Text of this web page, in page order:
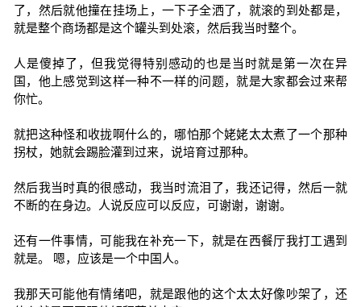
了，然后就他撞在挂场上，一下子全洒了，就滚的到处都是，
就是整个商场都是这个罐头到处滚，然后我当时整个。
人是傻掉了，但我觉得特别感动的也是当时就是第一次在异
国，他上感觉到这样一种不一样的问题，就是大家都会过来帮
你忙。
就把这种怪和收拢啊什么的，哪怕那个姥姥太太煮了一个那种
拐杖，她就会踢脸灌到过来，说培育过那种。
然后我当时真的很感动，我当时流泪了，我还记得，然后一就
不断的在身边。人说反应可以反应，可谢谢，谢谢。
还有一件事情，可能我在补充一下，就是在西餐厅我打工遇到
就是。 嗯，应该是一个中国人。
我那天可能他有情绪吧，就是跟他的这个太太好像吵架了，还